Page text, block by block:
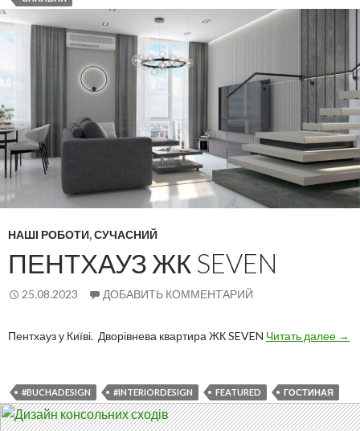
НАШІ РОБОТИ,СУЧАСНИЙ
ПЕНТХАУЗ ЖК SEVEN
25.08.2023 ДОБАВИТЬ КОММЕНТАРИЙ
Пентхауз у Київі. Дворівнева квартира ЖК SEVEN Читать далее →
#BUCHADESIGN #INTERIORDESIGN FEATURED ГОСТИНАЯ